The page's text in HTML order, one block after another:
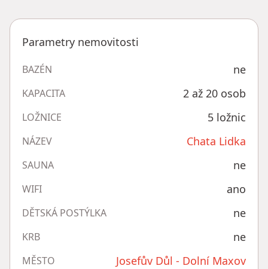
Parametry nemovitosti
BAZÉN ne
KAPACITA 2 až 20 osob
LOŽNICE 5 ložnic
NÁZEV Chata Lidka
SAUNA ne
WIFI ano
DĚTSKÁ POSTÝLKA ne
KRB ne
MĚSTO Josefův Důl - Dolní Maxov